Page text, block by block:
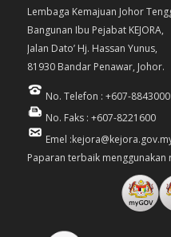
Lembaga Kemajuan Johor
Bangunan Ibu Pejabat KEJORA,
Jalan Dato’ Hj. Hassan Yunus,
81930 Bandar Penawar, Johor.
No. Telefon : +607-8843000
No. Faks : +607-8221600
Emel
Paparan terbaik menggunakan